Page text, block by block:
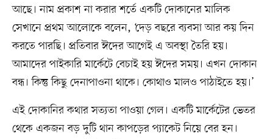
আছে। নাম প্রকাশ না করার শর্তে একটি দোকানের মালিক
সেখানে প্রথম আলোকে বলেন, ‘দেড় বছরে ব্যবসা আর কয় দিন
করতে পারছি। প্রতিবার ঈদের আগেই এ অবস্থা তৈরি হয়।
আমাদের পাইকারি মার্কেটে বেচাই হয় ঈদের সময়। এখন দোকান
বন্ধ। কিন্তু কিছু দেনাপাওনা থাকে। কোথাও মালও পাঠাইতে হয়।’
এই দোকানির কথার সত্যতা পাওয়া গেল। একটি মার্কেটের ভেতর
থেকে একজন বড় দুটি থান কাপড়ের প্যাকেট নিয়ে বের হন।